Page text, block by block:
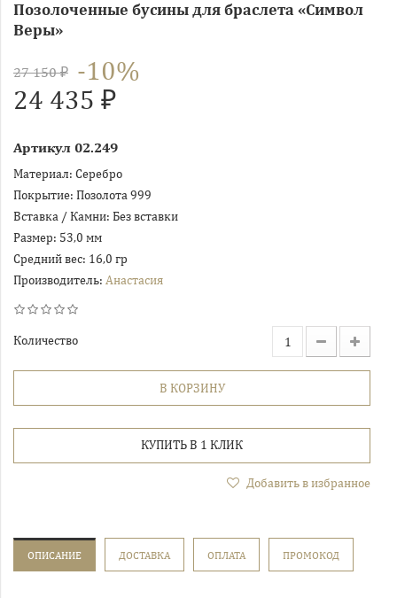
Позолоченные бусины для браслета «Символ
Веры»
27 150 ₽ -10%
24 435 ₽
Артикул 02.249
Материал: Серебро
Покрытие: Позолота 999
Вставка / Камни: Без вставки
Размер: 53,0 мм
Средний вес: 16,0 гр
Производитель: Анастасия
Количество
В КОРЗИНУ
КУПИТЬ В 1 КЛИК
Добавить в избранное
ОПИСАНИЕ ДОСТАВКА ОПЛАТА ПРОМОКОД